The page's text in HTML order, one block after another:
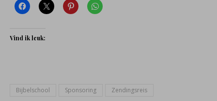
Vind ik leuk:
Bijbelschool Sponsoring Zendingsreis